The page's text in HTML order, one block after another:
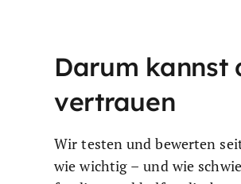
Darum kannst
vertrauen
Wir testen und bewerten
wie wichtig – und wie